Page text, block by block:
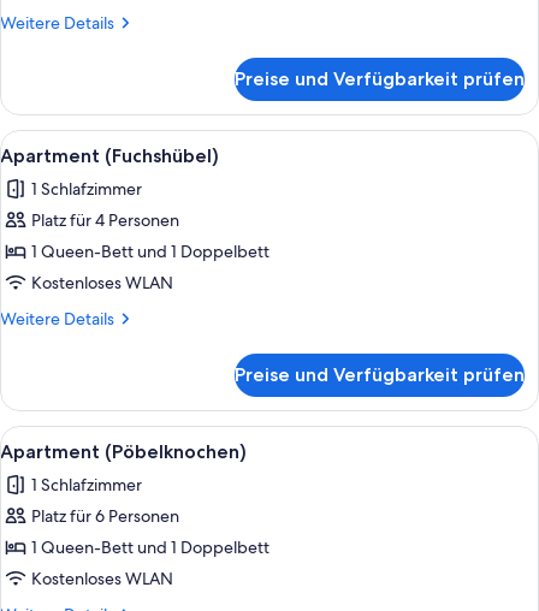
Weitere Details
Weitere
(Steinkuppe)
Preise und Verfügbarkeit prüfen
Alle
Fotos
für
Apartment
(Fuchshübel)
anzeigen
Apartment (Fuchshübel) |
7
Apartment (Fuchshübel)
1 Schlafzimmer
Platz für 4 Personen
1 Queen-Bett und 1 Doppelbett
Kostenloses WLAN
Weitere Details
Weitere
(Fuchshübel)
Preise und Verfügbarkeit prüfen
Alle
Fotos
für
Apartment
(Pöbelknochen)
anzeigen
Apartment (Pöbelknochen) |
8
Apartment (Pöbelknochen)
1 Schlafzimmer
Platz für 6 Personen
1 Queen-Bett und 1 Doppelbett
Kostenloses WLAN